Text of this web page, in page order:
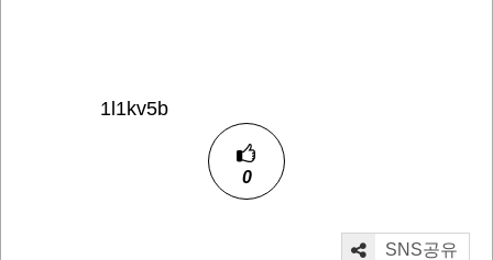
1l1kv5b
0
SNS공유